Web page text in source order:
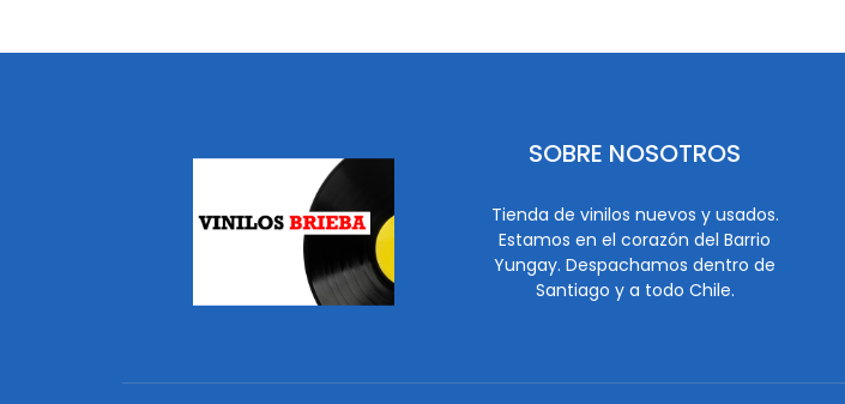
SOBRE NOSOTROS
Tienda de vinilos nuevos y usados.
Estamos en el corazón del Barrio
Yungay. Despachamos dentro de
Santiago y a todo Chile.